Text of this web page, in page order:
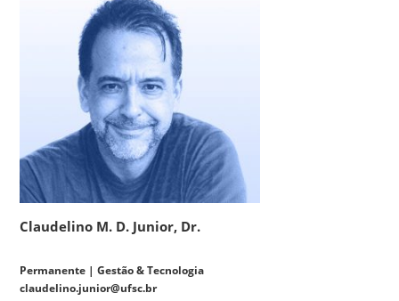
Claudelino M. D. Junior, Dr.
Permanente | Gestão & Tecnologia
claudelino.junior@ufsc.br